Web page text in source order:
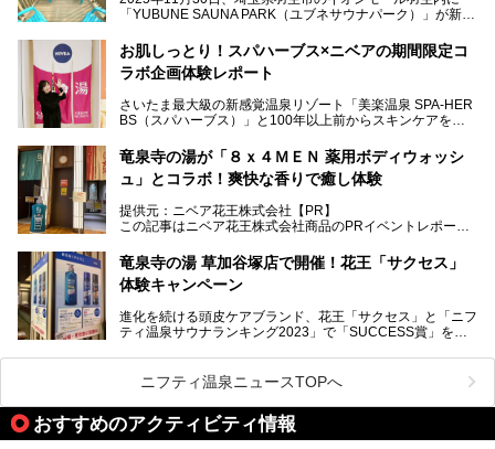
「YUBUNE SAUNA PARK（ユブネサウナパーク）」が新規
今年の4月1日から楽久屋グループの一員となった「湯舞音
（ユブネ）」が新ブランド「YUBUNE SAUNA PARK」を立
湯舞音らしいサウナにこだわった遊び心満点の"銭湯×屋外サ
ウナ"施設で、男女別のお風呂のほか、水着やサウナ着で楽
ど、ユニークなポイントがいっぱい！
オープン前取材に行ってきましたので、早速どこより詳しく
紹介しちゃいます！
お肌しっとり！スパハーブス×ニベアの期間限定コ
ラボ企画体験レポート
さいたま最大級の新感覚温泉リゾート「美楽温泉 SPA-HER
BS（スパハーブス）」と100年以上前からスキンケアを考
読者モデルやインスタグラマーとして活躍している、美容＆
スパ大好きの畑瀬愛さんと取材してきました。
提供元：ニベア花王株式会社【PR】
この記事はニベア花王株式会社商品のPRイベントレポート
竜泉寺の湯が「８ｘ４ＭＥＮ 薬用ボディウォッシ
ュ」とコラボ！爽快な香りで癒し体験
提供元：ニベア花王株式会社【PR】
この記事はニベア花王株式会社商品のPRイベントレポート
ーーー
注目のボディウォッシュアイテム「８ｘ４ＭＥＮ 薬用ボデ
全国総合2位にランクインした人気温浴施設「竜泉寺の湯 草
加谷塚店」がコラボイベントを期間限定で開催中ということ
気になるその内容をチェックしてきました！
竜泉寺の湯 草加谷塚店で開催！花王「サクセス」
体験キャンペーン
進化を続ける頭皮ケアブランド、花王「サクセス」と「ニフ
ティ温泉サウナランキング2023」で「SUCCESS賞」を獲
ベントを開催。
早速訪問し、気になるその内容を取材してきました！
───
提供元：花王株式会社【PR】
ニフティ温泉ニュースTOPへ
おすすめのアクティビティ情報